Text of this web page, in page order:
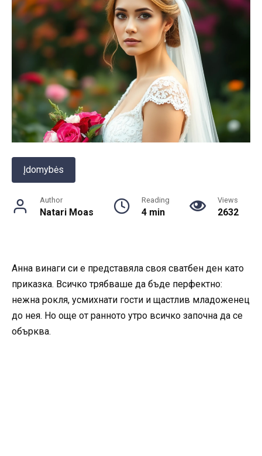
Įdomybės
Author
Natari Moas
Reading
4 min
Views
2632
Анна винаги си е представяла своя сватбен ден като
приказка. Всичко трябваше да бъде перфектно:
нежна рокля, усмихнати гости и щастлив младоженец
до нея. Но още от ранното утро всичко започна да се
обърква.